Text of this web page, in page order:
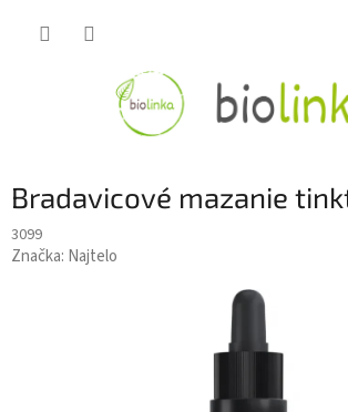
Bradavicové mazanie
3099
Značka: Najtelo